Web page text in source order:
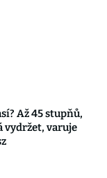
Až 45 stupňů,
vydržet, varuje